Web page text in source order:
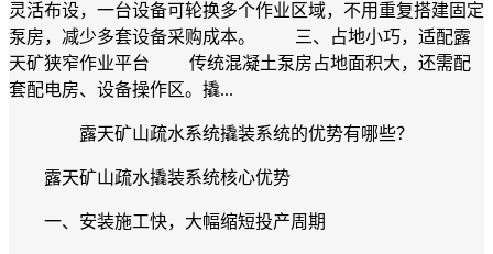
灵活布设，一台设备可轮换多个作业区域，不用重复搭建固定
泵房，减少多套设备采购成本。 三、占地小巧，适配露
天矿狭窄作业平台 传统混凝土泵房占地面积大，还需配
套配电房、设备操作区。撬...
露天矿山疏水系统撬装系统的优势有哪些？
露天矿山疏水撬装系统核心优势
一、安装施工快，大幅缩短投产周期